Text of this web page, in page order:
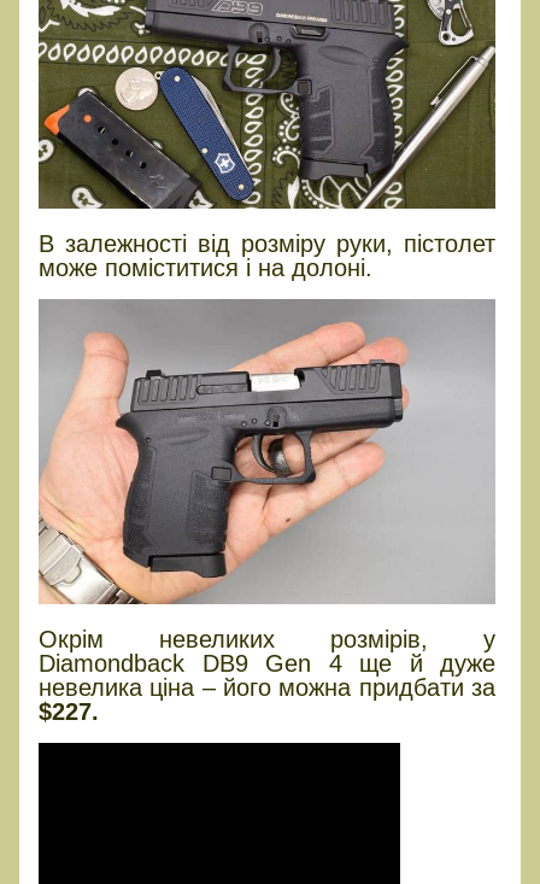
В залежності від розміру руки, пістолет
може поміститися і на долоні.
Окрім невеликих розмірів, у
Diamondback DB9 Gen 4 ще й дуже
невелика ціна – його можна придбати за
$227.